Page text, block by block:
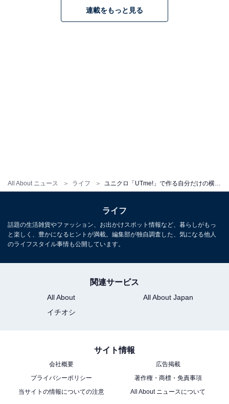
All About ニュース ライフ
ラクター「Ybeee」くんなど20種類
グが作れる！
連載をもっと見る
ライフ
話題の生活雑貨やファッション、お出かけスポット情報など、暮らしがもっ
と楽しく、豊かになるヒントが満載。編集部が独自調査した、気になる他人
のライフスタイル事情も公開しています。
関連サービス
All About
All About Japan
イチオシ
サイト情報
会社概要
広告掲載
プライバシーポリシー
著作権・商標・免責事項
当サイトの情報についての注意
All About ニュースについて